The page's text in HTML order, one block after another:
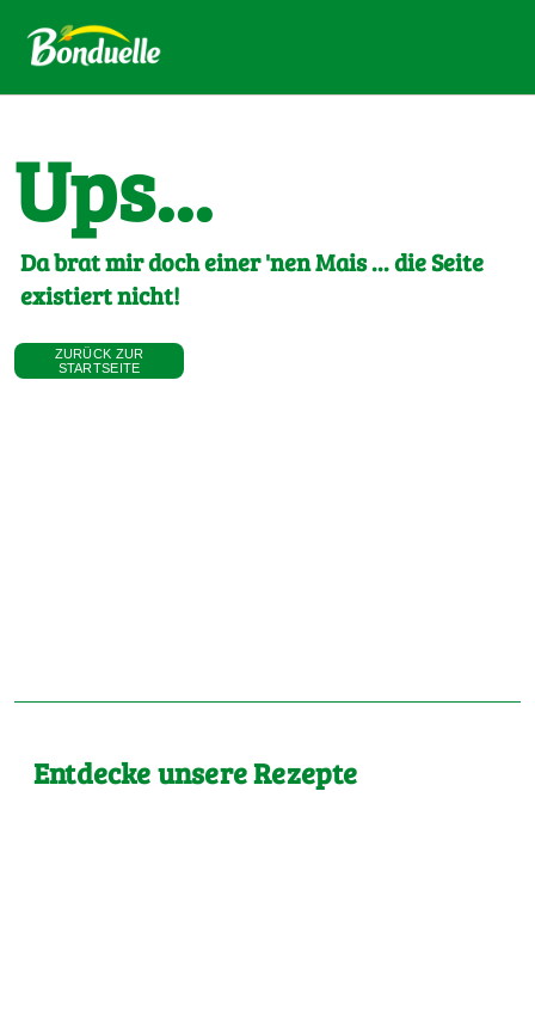
Ups...
Da brat mir doch einer 'nen Mais ... die Seite
existiert nicht!
ZURÜCK ZUR
STARTSEITE
Entdecke unsere Rezepte